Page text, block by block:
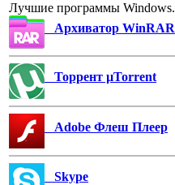
Лучшие программы Windows.
Архиватор WinRAR
Торрент µTorrent
Adobe Флеш Плеер
Skype